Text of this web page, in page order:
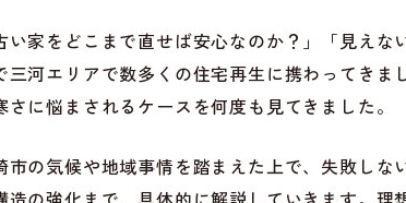
い家をどこまで直せば安心なのか？」「見え
三河エリアで数多くの住宅再生に携わってき
に悩まされるケースを何度も見てきました。
市の気候や地域事情を踏まえた上で、失敗し